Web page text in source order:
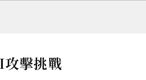
擊挑戰